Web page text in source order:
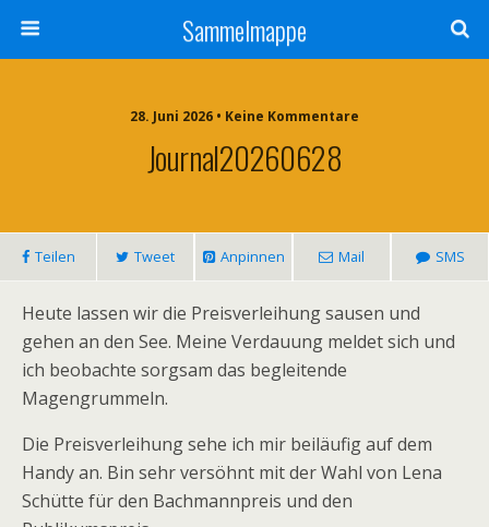
Sammelmappe
28. Juni 2026 • Keine Kommentare
Journal20260628
Teilen Tweet Anpinnen Mail SMS
Heute lassen wir die Preisverleihung sausen und
gehen an den See. Meine Verdauung meldet sich und
ich beobachte sorgsam das begleitende
Magengrummeln.
Die Preisverleihung sehe ich mir beiläufig auf dem
Handy an. Bin sehr versöhnt mit der Wahl von Lena
Schütte für den Bachmannpreis und den